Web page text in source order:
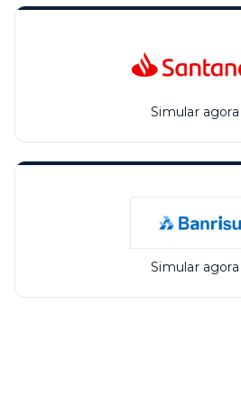
Simular agora
Simular agora